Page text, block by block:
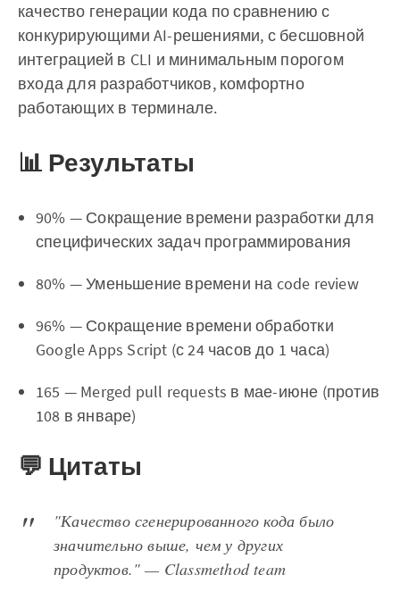
качество генерации кода по сравнению с
конкурирующими AI-решениями, с бесшовной
интеграцией в CLI и минимальным порогом
входа для разработчиков, комфортно
работающих в терминале.
📊 Результаты
90% — Сокращение времени разработки для
специфических задач программирования
80% — Уменьшение времени на code review
96% — Сокращение времени обработки
Google Apps Script (с 24 часов до 1 часа)
165 — Merged pull requests в мае-июне (против
108 в январе)
💬 Цитаты
"Качество сгенерированного кода было
значительно выше, чем у других
продуктов." — Classmethod team